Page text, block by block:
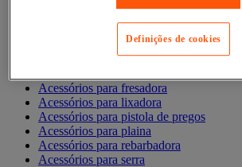
Acessórios para cortador-lixador
Acessórios para Dremel
Acessórios para fresadora
Acessórios para lixadora
Acessórios para pistola de pregos
Acessórios para plaina
Acessórios para rebarbadora
Acessórios para serra
Definições de cookies